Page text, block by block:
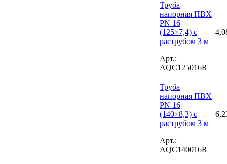
Труба
напорная ПВХ
PN 16
(125×7,4) с
раструбом 3 м
Арт.:
AQC125016R
Труба
напорная ПВХ
PN 16
(140×8,3) с
раструбом 3 м
Арт.:
AQC140016R